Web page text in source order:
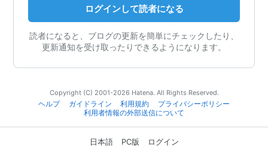
ログインして読者になる
読者になると、ブログの更新を簡単にチェックしたり、
更新通知を受け取ったりできるようになります。
Copyright (C) 2001-2026 Hatena. All Rights Reserved.
ヘルプ
ガイドライン 利用規約
プライバシーポリシー
利用者情報の外部送信について
日本語 PC版 ログイン